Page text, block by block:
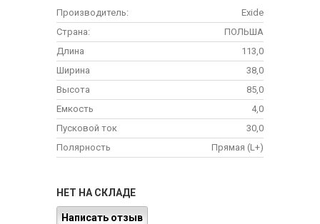
Производитель:
Exide
Страна:
ПОЛЬША
Длина
113,0
Ширина
38,0
Высота
85,0
Емкость
4,0
Пусковой ток
30,0
Полярность
Прямая (L+)
НЕТ НА СКЛАДЕ
Написать отзыв